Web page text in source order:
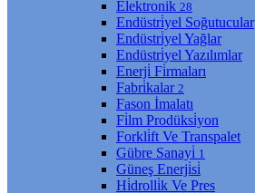
Elektroni̇k 28
Endüstri̇yel Soğutucular
Endüstri̇yel Yağlar
Endüstri̇yel Yazılımlar
Enerji̇ Fi̇rmaları
Fabri̇kalar 2
Fason İmalatı
Fi̇lm Prodüksi̇yon
Forkli̇ft Ve Transpalet
Gübre Sanayi̇ 1
Güneş Enerji̇si̇
Hi̇drolli̇k Ve Pres